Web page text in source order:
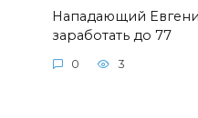
Нападающий
заработать до 77
0 3